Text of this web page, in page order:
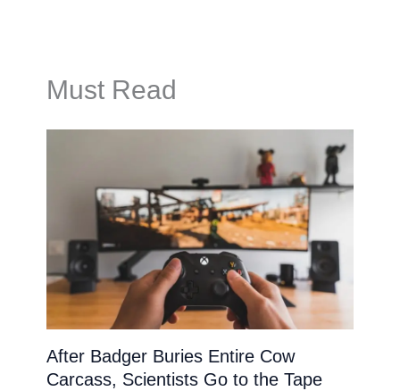
Must Read
After Badger Buries Entire Cow
Carcass, Scientists Go to the Tape